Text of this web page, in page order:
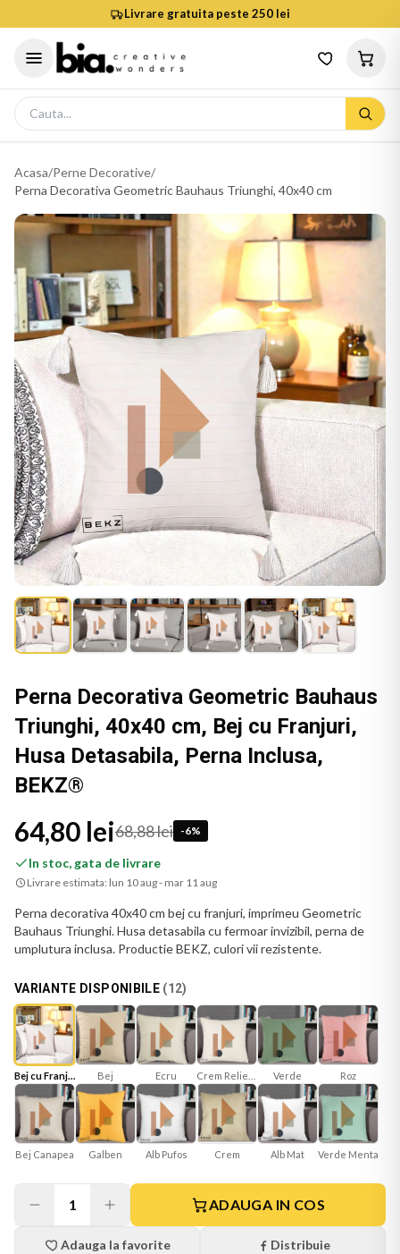
Livrare gratuita peste 250 lei
Acasa/Perne Decorative/
Perna Decorativa Geometric Bauhaus Triunghi, 40x40 cm
Perna Decorativa Geometric Bauhaus
Triunghi, 40x40 cm, Bej cu Franjuri,
Husa Detasabila, Perna Inclusa,
BEKZ®
64,80 lei68,88 lei -6%
In stoc, gata de livrare
Livrare estimata: lun 10 aug - mar 11 aug
Perna decorativa 40x40 cm bej cu franjuri, imprimeu Geometric
Bauhaus Triunghi. Husa detasabila cu fermoar invizibil, perna de
umplutura inclusa. Productie BEKZ, culori vii rezistente.
VARIANTE DISPONIBILE (12)
Bej cu Franjuri Bej Ecru Verde Roz
Bej Canapea Galben Alb Pufos Crem Alb Mat Verde Menta
1 ADAUGA IN COS
Adauga la favorite Distribuie